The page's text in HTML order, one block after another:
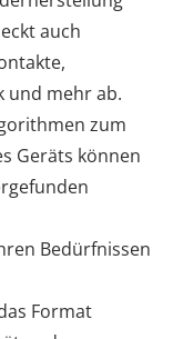
auch
und mehr ab.
zum
Geräts können
Bedürfnissen
Format